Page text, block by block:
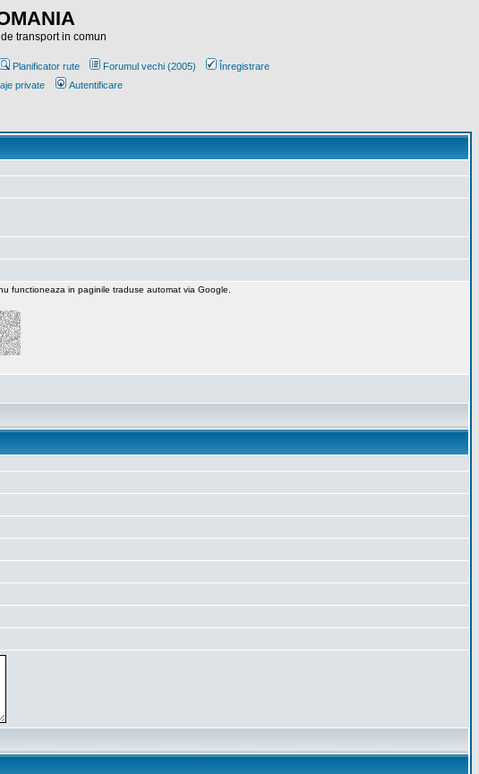
transport in comun
Planificator rute Forumul vechi (2005)
Înregistrare
private Autentificare
functioneaza in paginile traduse automat via Google.